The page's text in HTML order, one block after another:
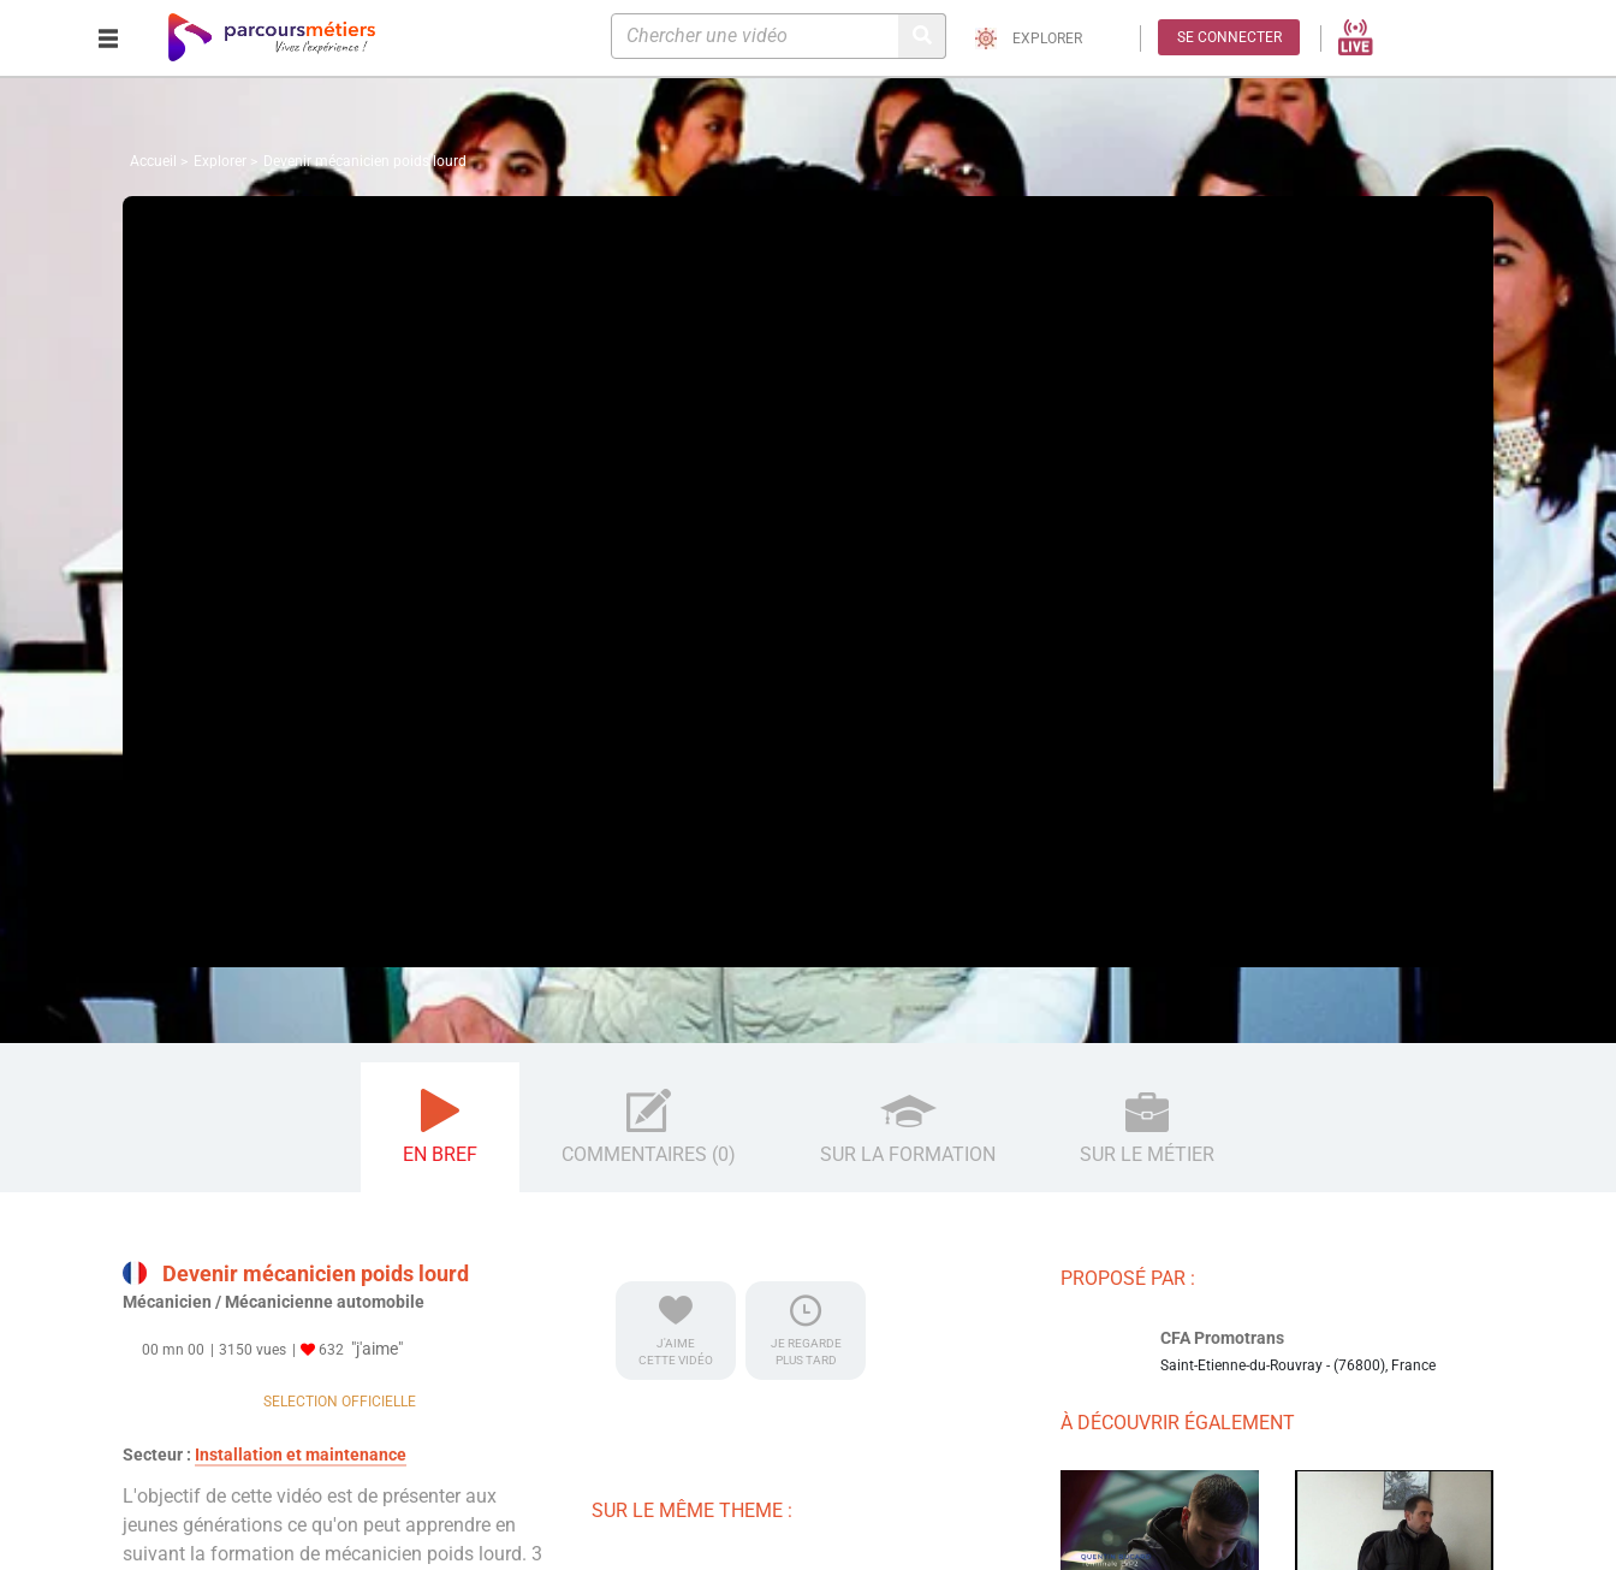
EXPLORER SE CONNECTER
Accueil Explorer Devenir mécanicien poids lourd
EN BREF COMMENTAIRES (0) SUR LA FORMATION SUR LE MÉTIER
Devenir mécanicien poids lourd
Mécanicien / Mécanicienne automobile
00 mn 00 3150 vues 632 "j'aime"
SELECTION OFFICIELLE
Secteur : Installation et maintenance
L'objectif de cette vidéo est de présenter aux
jeunes générations ce qu'on peut apprendre en
suivant la formation de mécanicien poids lourd. 3
J'AIME
CETTE VIDÉO
JE REGARDE
PLUS TARD
SUR LE MÊME THEME :
PROPOSÉ PAR :
CFA Promotrans
Saint-Etienne-du-Rouvray - (76800), France
À DÉCOUVRIR ÉGALEMENT